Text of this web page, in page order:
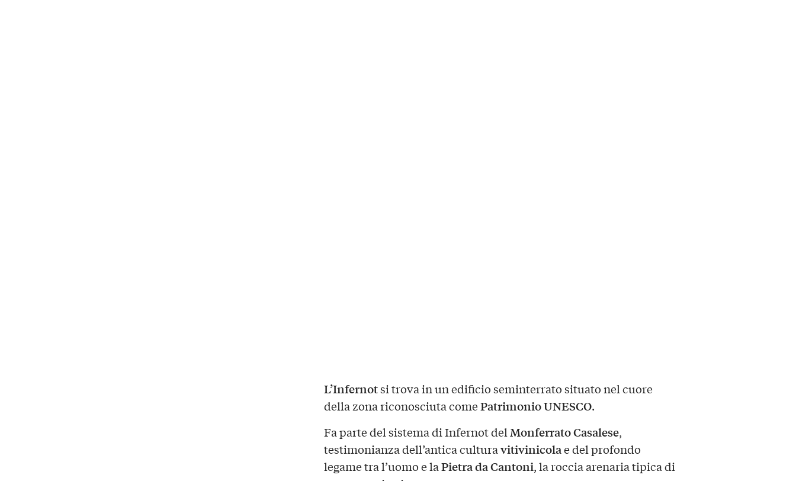
L’Infernotsi trova in un edificio seminterrato situato nel cuore
della zona riconosciuta comePatrimonio UNESCO.
Fa parte del sistema di Infernot delMonferrato Casalese,
testimonianza dell’antica culturavitivinicolae del profondo
legame tra l’uomo e laPietra da Cantoni, la roccia arenaria tipica di